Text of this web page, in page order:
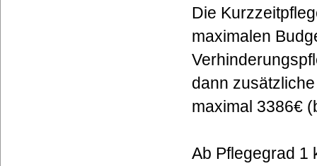
Die
maximalen
dann
maximal 3386€
Ab Pflegegrad 1